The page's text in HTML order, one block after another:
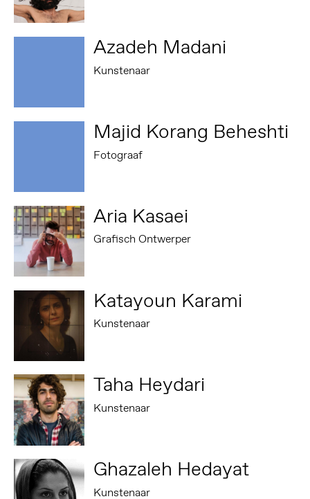
Azadeh Madani
Kunstenaar
Majid Korang Beheshti
Fotograaf
Aria Kasaei
Grafisch Ontwerper
Katayoun Karami
Kunstenaar
Taha Heydari
Kunstenaar
Ghazaleh Hedayat
Kunstenaar